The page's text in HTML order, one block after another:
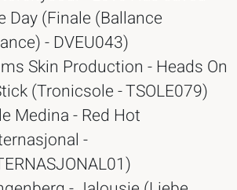
Day (Finale (Ballance
- DVEU043)
Skin Production - Heads On
(Tronicsole - TSOLE079)
Medina - Red Hot
-